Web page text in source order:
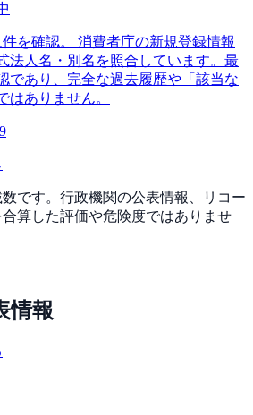
を確認。 消費者庁の新規登録情報
法人名・別名を照合しています。最
であり、完全な過去履歴や「該当な
はありません。
です。行政機関の公表情報、リコー
算した評価や危険度ではありませ
情報